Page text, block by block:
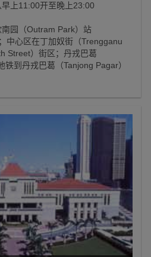
上11:00开至晚上23:00
园（Outram Park）站
中心区在丁加奴街（Trengganu
Street）街区；丹戎巴葛
铁到丹戎巴葛（Tanjong Pagar）